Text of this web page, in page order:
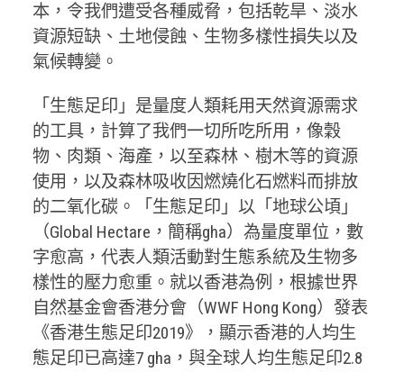
本，令我們遭受各種威脅，包括乾旱、淡水
資源短缺、土地侵蝕、生物多樣性損失以及
氣候轉變。
「生態足印」是量度人類耗用天然資源需求
的工具，計算了我們一切所吃所用，像穀
物、肉類、海產，以至森林、樹木等的資源
使用，以及森林吸收因燃燒化石燃料而排放
的二氧化碳。「生態足印」以「地球公頃」
（Global Hectare，簡稱gha）為量度單位，數
字愈高，代表人類活動對生態系統及生物多
樣性的壓力愈重。就以香港為例，根據世界
自然基金會香港分會（WWF Hong Kong）發表
《香港生態足印2019》，顯示香港的人均生
態足印已高達7 gha，與全球人均生態足印2.8